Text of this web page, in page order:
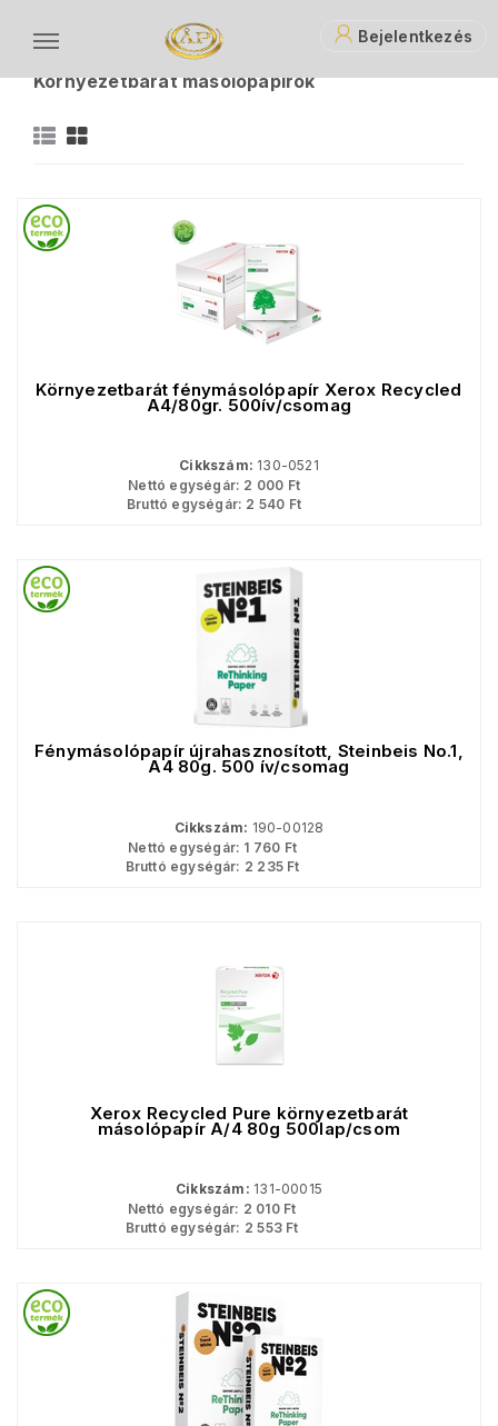
Bejelentkezés
Fénymásoló és nyomtató papírok
Környezetbarát másolópapírok
Környezetbarát fénymásolópapír Xerox Recycled
A4/80gr. 500ív/csomag
Cikkszám: 130-0521
Nettó egységár: 2 000 Ft
Bruttó egységár: 2 540 Ft
Fénymásolópapír újrahasznosított, Steinbeis No.1,
A4 80g. 500 ív/csomag
Cikkszám: 190-00128
Nettó egységár: 1 760 Ft
Bruttó egységár: 2 235Ft
Xerox Recycled Pure környezetbarát
másolópapír A/4 80g 500lap/csom
Cikkszám: 131-00015
Nettó egységár: 2 010Ft
Bruttó egységár: 2 553Ft